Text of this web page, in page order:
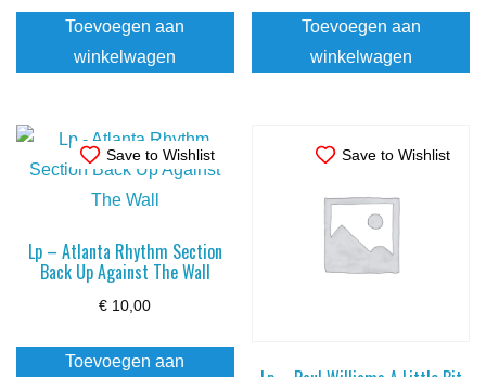
Toevoegen aan
winkelwagen
Toevoegen aan
winkelwagen
Save to Wishlist
Lp – Atlanta Rhythm Section
Back Up Against The Wall
€ 10,00
Toevoegen aan
Save to Wishlist